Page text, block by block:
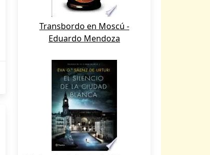
Transbordo en Moscú -
Eduardo Mendoza